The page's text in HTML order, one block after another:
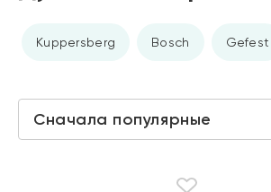
Kuppersberg Bosch Gefest